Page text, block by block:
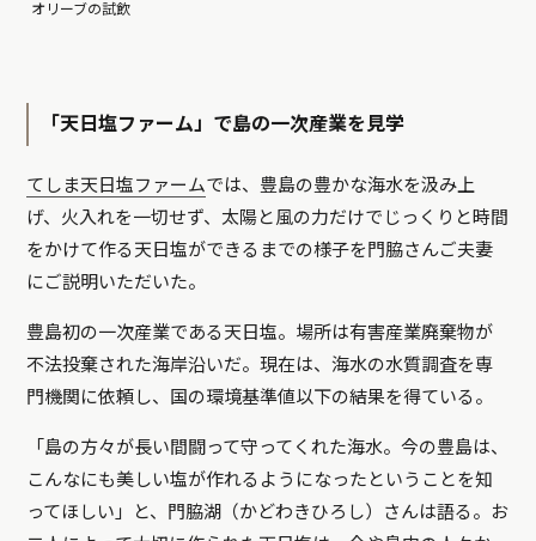
オリーブの試飲
「天日塩ファーム」で島の一次産業を見学
てしま天日塩ファームでは、豊島の豊かな海水を汲み上
げ、火入れを一切せず、太陽と風の力だけでじっくりと時間
をかけて作る天日塩ができるまでの様子を門脇さんご夫妻
にご説明いただいた。
豊島初の一次産業である天日塩。場所は有害産業廃棄物が
不法投棄された海岸沿いだ。現在は、海水の水質調査を専
門機関に依頼し、国の環境基準値以下の結果を得ている。
「島の方々が長い間闘って守ってくれた海水。今の豊島は、
こんなにも美しい塩が作れるようになったということを知
ってほしい」と、門脇湖（かどわきひろし）さんは語る。お